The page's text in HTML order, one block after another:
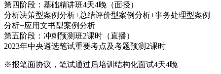
第四阶段：基础精讲班4天4晚（面授）
分析决策型案例分析+总结评价型案例分析+事务处理型案例
分析+应用文书型案例分析
第五阶段：冲刺预测班2课时（直播）
2023年中央遴选笔试重要考点及考题预测2课时
※报笔面协议，笔试通过后培训结构化面试4天4晚